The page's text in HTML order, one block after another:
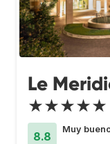
Le
★★★★★
8.8
Muy